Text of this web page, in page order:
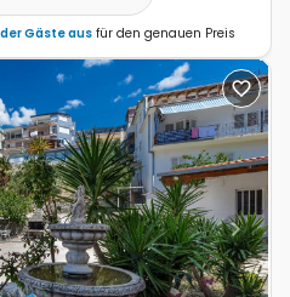
Gäste aus für den genauen Preis
Next